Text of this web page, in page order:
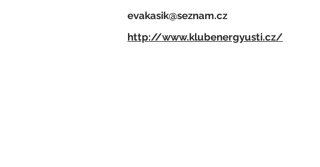
evakasik@seznam.cz
http://www.klubenergyusti.cz/